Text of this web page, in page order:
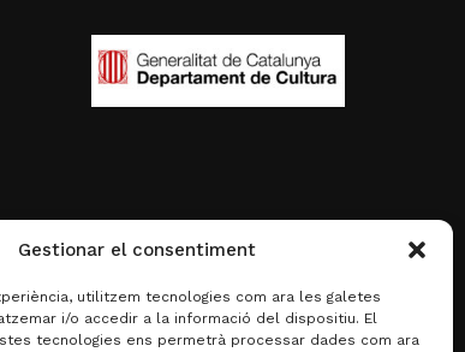
Gestionar el consentiment
utilitzem tecnologies com ara les galetes
i/o accedir a la informació del dispositiu. El
tecnologies ens permetrà processar dades com ara